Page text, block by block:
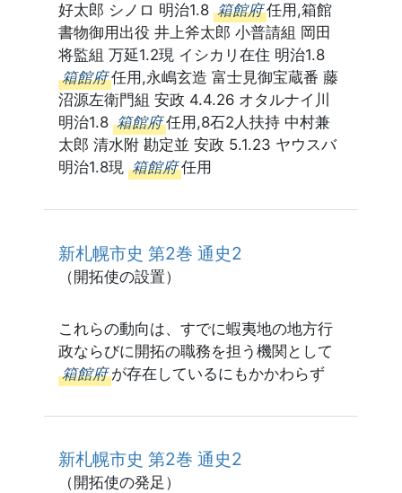
好太郎 シノロ 明治1.8 箱館府 任用,箱館
書物御用出役 井上斧太郎 小普請組 岡田
将監組 万延1.2現 イシカリ在住 明治1.8
箱館府 任用,永嶋玄造 富士見御宝蔵番 藤
沼源左衛門組 安政 4.4.26 オタルナイ川
明治1.8 箱館府 任用,8石2人扶持 中村兼
太郎 清水附 勘定並 安政 5.1.23 ヤウスバ
明治1.8現 箱館府 任用
新札幌市史 第2巻 通史2
（開拓使の設置）
これらの動向は、すでに蝦夷地の地方行
政ならびに開拓の職務を担う機関として
箱館府 が存在しているにもかかわらず
新札幌市史 第2巻 通史2
（開拓使の発足）